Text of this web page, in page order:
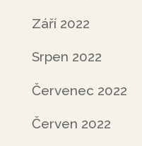
Září 2022
Srpen 2022
Červenec 2022
Červen 2022